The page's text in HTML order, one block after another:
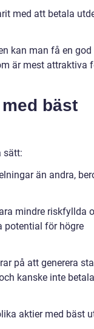
med att betala
kan man få en god
är mest attraktiva
bäst
sätt:
än andra,
mindre riskfyllda
potential för högre
på att generera
kanske inte
aktier med bäst